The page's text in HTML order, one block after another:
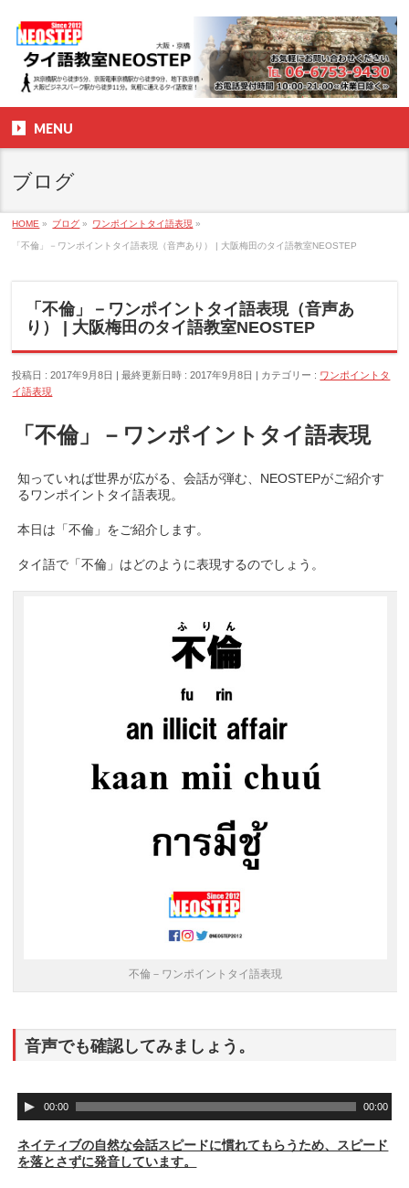
MENU
ブログ
HOME » ブログ » ワンポイントタイ語表現 »
「不倫」－ワンポイントタイ語表現（音声あり） | 大阪梅田のタイ語教室NEOSTEP
「不倫」－ワンポイントタイ語表現（音声あ
り） | 大阪梅田のタイ語教室NEOSTEP
投稿日 : 2017年9月8日 最終更新日時 : 2017年9月8日 カテゴリー : ワンポイントタ
イ語表現
「不倫」－ワンポイントタイ語表現
知っていれば世界が広がる、会話が弾む、NEOSTEPがご紹介す
るワンポイントタイ語表現。
本日は「不倫」をご紹介します。
タイ語で「不倫」はどのように表現するのでしょう。
不倫－ワンポイントタイ語表現
音声でも確認してみましょう。
音
声
レ
ー
00:00 00:00
ネイティブの自然な会話スピードに慣れてもらうため、スピード
を落とさずに発音しています。